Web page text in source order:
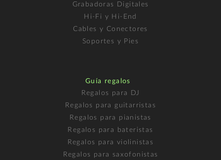
Grabadoras Digitales
Hi-Fi y Hi-End
Cables y Conectores
Soportes y Pies
Guía regalos
Regalos para DJ
Regalos para guitarristas
Regalos para pianistas
Regalos para bateristas
Regalos para violinistas
Regalos para saxofonistas